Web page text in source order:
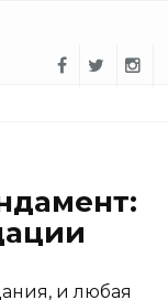
и любая